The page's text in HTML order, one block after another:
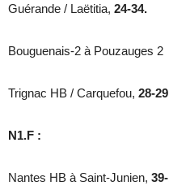
Guérande / Laëtitia, 24-34.
Bouguenais-2 à Pouzauges 2
Trignac HB / Carquefou, 28-
N1.F :
Nantes HB à Saint-Junien,